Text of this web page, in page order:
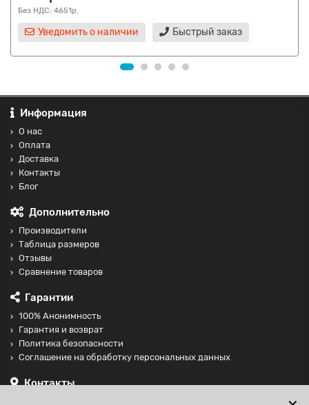
Без НДС: 4651р.
Уведомить о наличии Быстрый заказ
Информация
О нас
Оплата
Доставка
Контакты
Блог
Дополнительно
Производители
Таблица размеров
Отзывы
Сравнение товаров
Гарантии
100% Анонимность
Гарантия и возврат
Политика безопасности
Соглашение на обработку персональных данных
Контакты